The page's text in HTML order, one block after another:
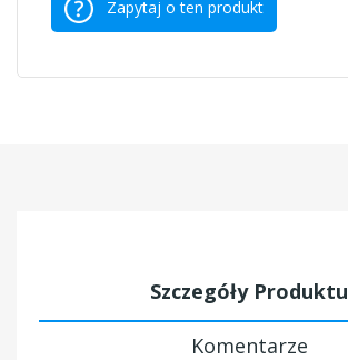
Zapytaj o ten produkt
Szczegóły Produktu
Komentarze